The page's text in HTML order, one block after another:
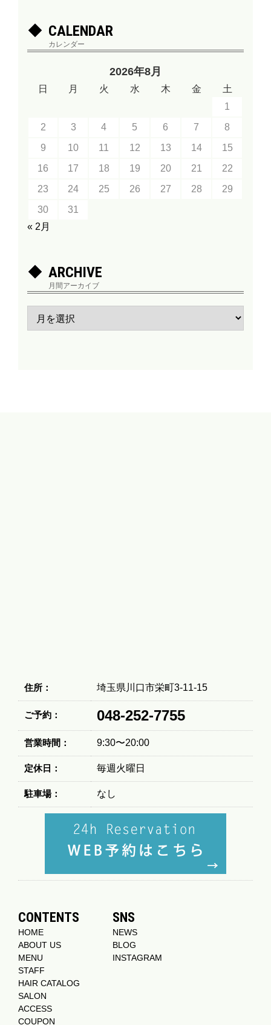
CALENDAR
カレンダー
2026年8月
日 月 火 水 木 金
土
1
2
3 4 5 6 7
8
9
10 11 12 13 14
15
16
17 18 19 20 21
22
23
24 25 26 27 28
29
30
31
« 2月
ARCHIVE
月間アーカイブ
住所： 埼玉県川口市栄町3-11-15
ご予約： 048-252-7755
営業時間： 9:30〜20:00
定休日： 毎週火曜日
駐車場： なし
CONTENTS
HOME
ABOUT US
MENU
STAFF
HAIR CATALOG
SALON
ACCESS
COUPON
SNS
NEWS
BLOG
INSTAGRAM